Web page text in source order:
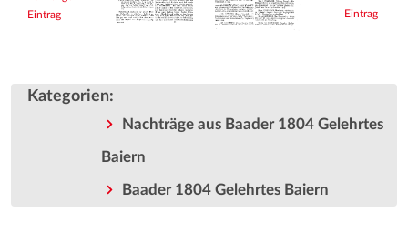
Eintrag
Eintrag
Kategorien:
Nachträge aus Baader 1804 Gelehrtes
Baiern
Baader 1804 Gelehrtes Baiern